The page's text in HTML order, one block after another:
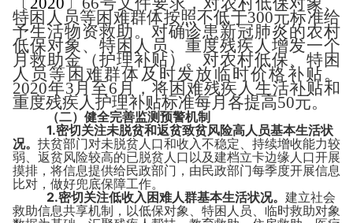
特困人员等困难群体按照不低于300元标准给
予生活物资救助。对确诊患新冠肺炎的农村
低保对象、特困人员、重度残疾人增发一个
月救助金（护理补贴）。对农村低保、特困
人员等困难群体及时发放临时价格补贴。
2020年3月至6 月，将困难残疾人生活补贴和
重度残疾人护理补贴标准每月各提高50元。
（二）健全完善监测预警机制
1.密切关注未脱贫和返贫致贫风险高人员基本生活状
况。 扶贫部门对未脱贫人口和收入不稳定、持续增收能力较
弱、返贫风险较高的已脱贫人口以及建档立卡边缘人口开展
摸排，将信息提供给民政部门，由民政部门每季度开展信息
比对，做好兜底保障工作。
2.密切关注低收入困难人群基本生活状况。建立社会
救助信息共享机制，以低保对象、特困人员、临时救助对象